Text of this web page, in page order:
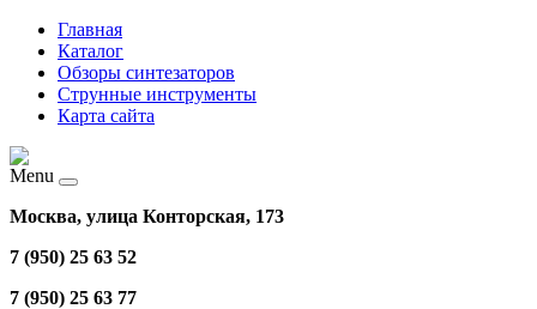
Главная
Каталог
Обзоры синтезаторов
Струнные инструменты
Карта сайта
Menu
Москва, улица Конторская, 173
7 (950) 25 63 52
7 (950) 25 63 77